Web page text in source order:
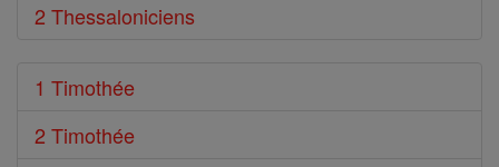
2 Thessaloniciens
1 Timothée
2 Timothée